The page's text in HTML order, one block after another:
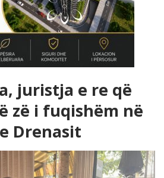
juristja e re që
zë i fuqishëm në
Drenasit